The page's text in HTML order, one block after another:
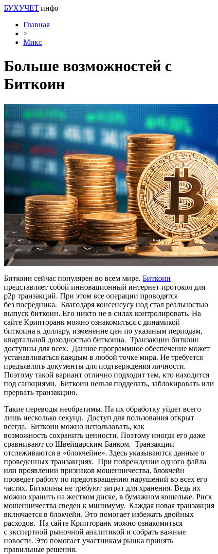
БУХУЧЕТ инфо
Главная
>
Микс
Больше возможностей с
Биткоин
Биткоин сейчас популярен во всем мире. Биткоин
представляет собой инновационный интернет-протокол для
p2p транзакций. При этом все операции проводятся
без посредника. Благодаря консенсусу нод стал реальностью
выпуск биткоин. Его никто не в силах контролировать. На
сайте Крипторанк можно ознакомиться с динамикой
биткоина к доллару, изменение цен по указаным периодам,
квартальной доходностью биткоина. Транзакции биткоин
доступны для всех. Данное программное обеспечение может
устанавливаться каждым в любой точке мира. Не требуется
предъявлять документы для подтверждения личности.
Поэтому такой вариант отлично подходит тем, кто находится
под санкциями. Биткоин нельзя подделать, заблокировать или
прервать транзакцию.
Такие переводы необратимы. На их обработку уйдет всего
лишь несколько секунд. Доступ для пользования открыт
всегда. Биткоин можно использовать, как
возможность сохранить ценности. Поэтому иногда его даже
сравнивают со Швейцарским Банком. Транзакции
отслеживаются в «блокчейне». Здесь указываются данные о
проведенных транзакциях. При повреждении одного файла
или проявлении признаков мошенничества, блокчейн
проведет работу по предотвращению нарушений во всех его
частях. Биткоины не требуют затрат для хранения. Ведь их
можно хранить на жестком диске, в бумажном кошельке. Риск
мошенничества сведен к минимуму. Каждая новая транзакция
включается в блокчейн. Это помогает избежать двойных
расходов. На сайте Крипторанк можно ознакомиться
с экспертной рыночной аналитикой и собрать важные
новости. Это помогает участникам рынка принять
правильные решения.